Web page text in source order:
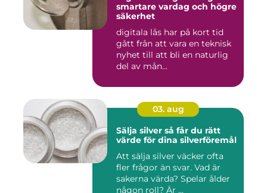
smartare vardag och högre
säkerhet
digitala lås har på kort tid
gått från att vara en teknisk
nyhet till att bli en naturlig
del av mån...
03. aug
Sälja silver så får du rätt
värde för dina silverföremål
Att sälja silver väcker ofta
fler frågor än svar. Vad är
sakerna värda? Spelar ålder
någon roll? Är ...